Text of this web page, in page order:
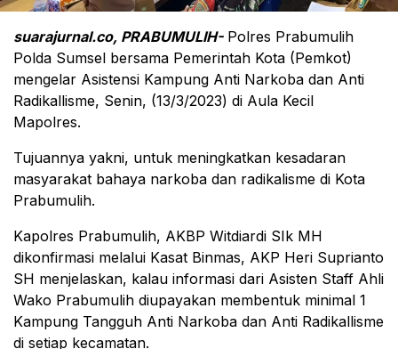
suarajurnal.co, PRABUMULIH-Polres Prabumulih
Polda Sumsel bersama Pemerintah Kota (Pemkot)
mengelar Asistensi Kampung Anti Narkoba dan Anti
Radikallisme, Senin, (13/3/2023) di Aula Kecil
Mapolres.
Tujuannya yakni, untuk meningkatkan kesadaran
masyarakat bahaya narkoba dan radikalisme di Kota
Prabumulih.
Kapolres Prabumulih, AKBP Witdiardi SIk MH
dikonfirmasi melalui Kasat Binmas, AKP Heri Suprianto
SH menjelaskan, kalau informasi dari Asisten Staff Ahli
Wako Prabumulih diupayakan membentuk minimal 1
Kampung Tangguh Anti Narkoba dan Anti Radikallisme
di setiap kecamatan.